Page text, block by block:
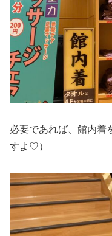
必要であれば、館内着
すよ♡）